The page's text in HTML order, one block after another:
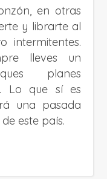
en otras
y librarte al
intermitentes.
lleves un
planes
Lo que sí es
una pasada
este país.